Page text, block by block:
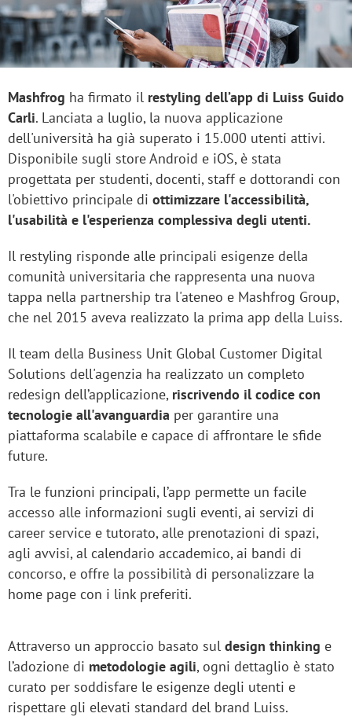
Mashfrog ha firmato il restyling dell’app di Luiss Guido
Carli. Lanciata a luglio, la nuova applicazione
dell'università ha già superato i 15.000 utenti attivi.
Disponibile sugli store Android e iOS, è stata
progettata per studenti, docenti, staff e dottorandi con
l'obiettivo principale di ottimizzare l'accessibilità,
l'usabilità e l'esperienza complessiva degli utenti.
Il restyling risponde alle principali esigenze della
comunità universitaria che rappresenta una nuova
tappa nella partnership tra l'ateneo e Mashfrog Group,
che nel 2015 aveva realizzato la prima app della Luiss.
Il team della Business Unit Global Customer Digital
Solutions dell'agenzia ha realizzato un completo
redesign dell’applicazione, riscrivendo il codice con
tecnologie all'avanguardia per garantire una
piattaforma scalabile e capace di affrontare le sfide
future.
Tra le funzioni principali, l’app permette un facile
accesso alle informazioni sugli eventi, ai servizi di
career service e tutorato, alle prenotazioni di spazi,
agli avvisi, al calendario accademico, ai bandi di
concorso, e offre la possibilità di personalizzare la
home page con i link preferiti.
Attraverso un approccio basato sul design thinking e
l’adozione di metodologie agili, ogni dettaglio è stato
curato per soddisfare le esigenze degli utenti e
rispettare gli elevati standard del brand Luiss.